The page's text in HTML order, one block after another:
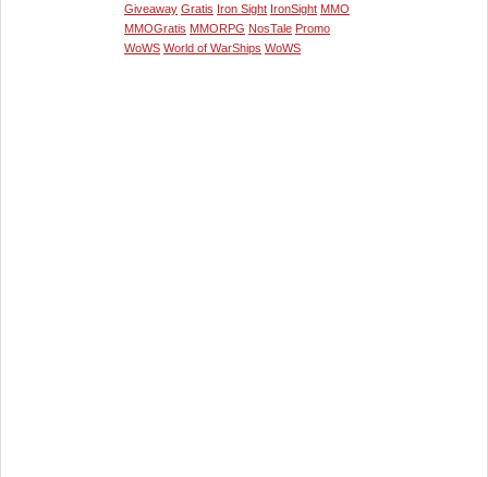
Giveaway Gratis Iron Sight IronSight MMO
MMOGratis MMORPG NosTale Promo
WoWS World of WarShips WoWS